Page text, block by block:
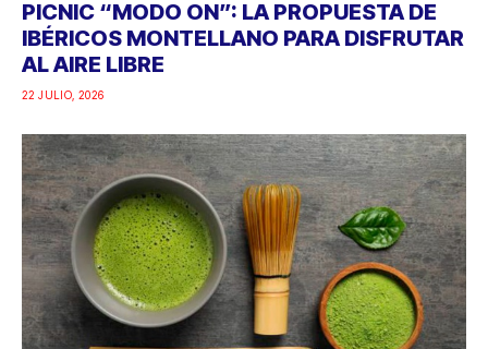
PICNIC “MODO ON”: LA PROPUESTA DE
IBÉRICOS MONTELLANO PARA DISFRUTAR
AL AIRE LIBRE
22 JULIO, 2026